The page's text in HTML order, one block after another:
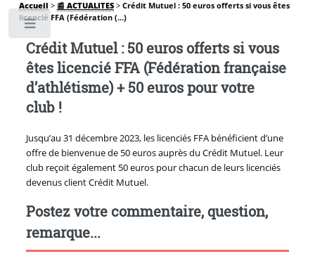
Accueil > 📰 ACTUALITES> Crédit Mutuel : 50 euros offerts si vous êtes
licencié FFA (Fédération (...)
Crédit Mutuel : 50 euros offerts si vous
êtes licencié FFA (Fédération française
d’athlétisme) + 50 euros pour votre
club !
Jusqu’au 31 décembre 2023, les licenciés FFA bénéficient d’une
offre de bienvenue de 50 euros auprès du Crédit Mutuel. Leur
club reçoit également 50 euros pour chacun de leurs licenciés
devenus client Crédit Mutuel.
Postez votre commentaire, question,
remarque...